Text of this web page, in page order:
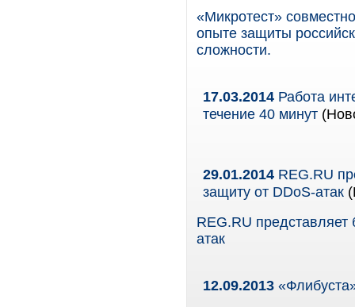
«Микротест»
опыте защиты
сложности.
17.03.2014 Работа
течение 40 минут
29.01.2014 REG.RU
защиту от DDoS-атак
REG.RU
атак
12.09.2013